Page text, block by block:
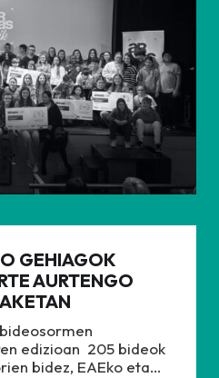
GEHIAGOK
AURTENGO
edizioan 205 bideok
bidez, EAEko eta…